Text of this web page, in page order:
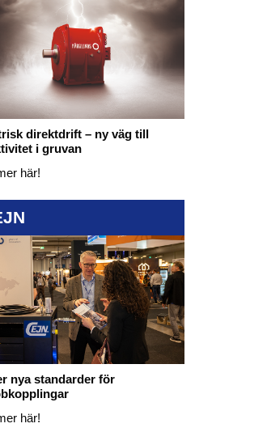
direktdrift – ny väg till
i gruvan
här!
nya standarder för
här!